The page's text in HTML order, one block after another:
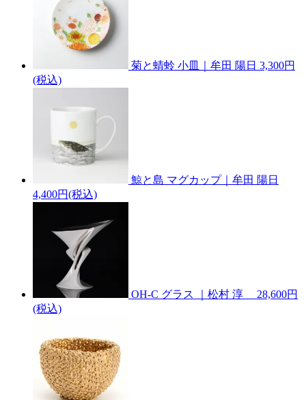
菊と蜻蛉 小皿｜牟田 陽日 3,300円
(税込)
鯨と島 マグカップ｜牟田 陽日
4,400円(税込)
OH-C グラス ｜松村 淳
28,600円
(税込)